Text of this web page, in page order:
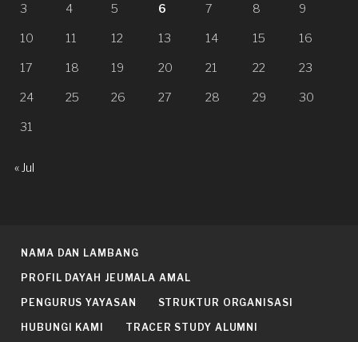
3 4 5 6 7 8 9
10 11 12 13 14 15 16
17 18 19 20 21 22 23
24 25 26 27 28 29 30
31
« Jul
NAMA DAN LAMBANG
PROFIL DAYAH JEUMALA AMAL
PENGURUS YAYASAN STRUKTUR ORGANISASI
HUBUNGI KAMI TRACER STUDY ALUMNI